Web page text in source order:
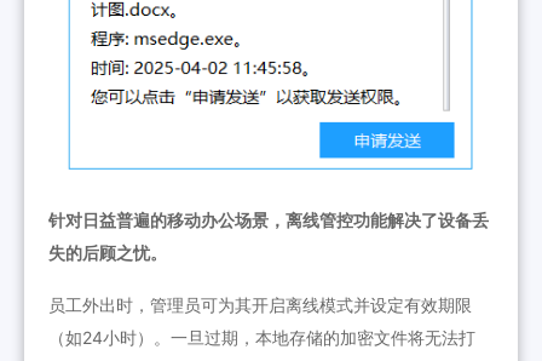
针对日益普遍的移动办公场景，离线管控功能解决了设备丢
失的后顾之忧。
员工外出时，管理员可为其开启离线模式并设定有效期限
（如24小时）。一旦过期，本地存储的加密文件将无法打